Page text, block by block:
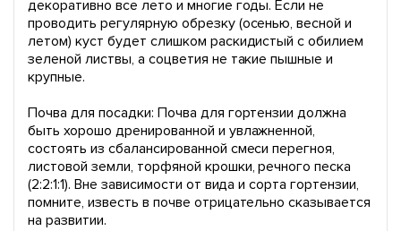
декоративно все лето и многие годы. Если не
проводить регулярную обрезку (осенью, весной и
летом) куст будет слишком раскидистый с обилием
зеленой листвы, а соцветия не такие пышные и
крупные.
Почва для посадки: Почва для гортензии должна
быть хорошо дренированной и увлажненной,
состоять из сбалансированной смеси перегноя,
листовой земли, торфяной крошки, речного песка
(2:2:1:1). Вне зависимости от вида и сорта гортензии,
помните, известь в почве отрицательно сказывается
на развитии.